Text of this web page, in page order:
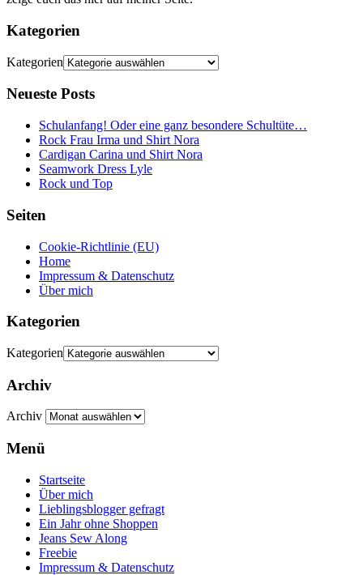
Kategorien
Kategorien
Neueste Posts
Schulanfang! Oder eine ganz besondere Schultüte…
Rock Frau Irma und Shirt Nora
Cardigan Carina und Shirt Nora
Seamwork Dress Lyle
Rock und Top
Seiten
Cookie-Richtlinie (EU)
Home
Impressum & Datenschutz
Über mich
Kategorien
Kategorien
Archiv
Archiv
Menü
Startseite
Über mich
Lieblingsblogger gefragt
Ein Jahr ohne Shoppen
Jeans Sew Along
Freebie
Impressum & Datenschutz